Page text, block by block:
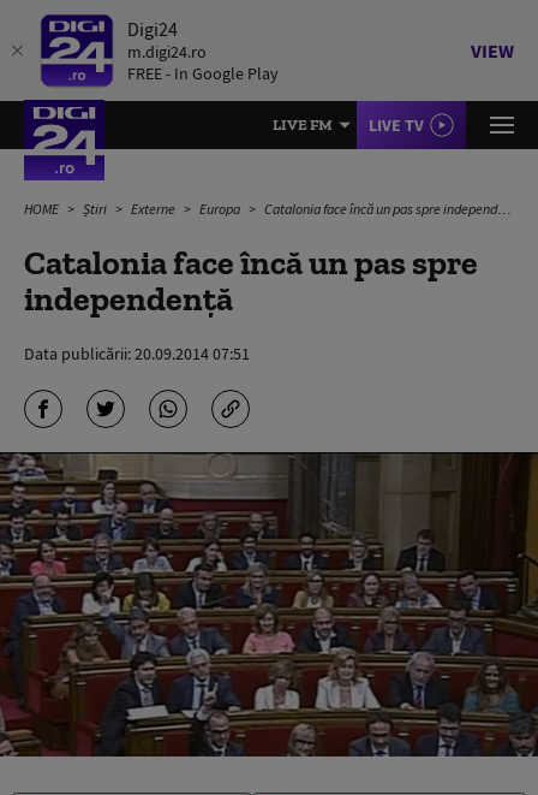
Digi24
m.digi24.ro
FREE - In Google Play
VIEW
LIVE FM LIVE TV
HOME Știri Externe Europa Catalonia face încă un pas spre independenţă
Catalonia face încă un pas spre
independenţă
Data publicării:20.09.2014 07:51